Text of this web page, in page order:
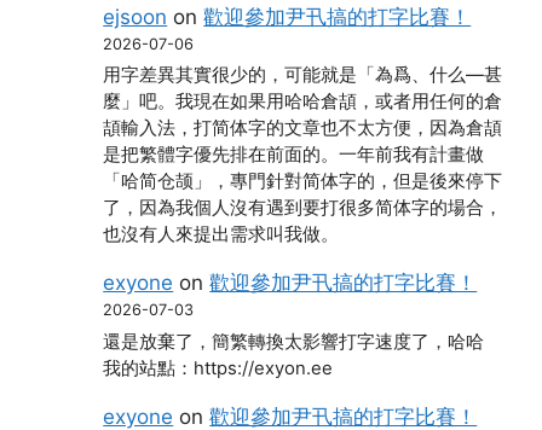
ejsoon on歡迎參加尹卂搞的打字比賽！
2026-07-06
用字差異其實很少的，可能就是「為爲、什么―甚
麼」吧。我現在如果用哈哈倉頡，或者用任何的倉
頡輸入法，打简体字的文章也不太方便，因為倉頡
是把繁體字優先排在前面的。一年前我有計畫做
「哈简仓颉」，專門針對简体字的，但是後來停下
了，因為我個人沒有遇到要打很多简体字的場合，
也沒有人來提出需求叫我做。
exyone on歡迎參加尹卂搞的打字比賽！
2026-07-03
還是放棄了，簡繁轉換太影響打字速度了，哈哈
我的站點：https://exyon.ee
exyone on歡迎參加尹卂搞的打字比賽！